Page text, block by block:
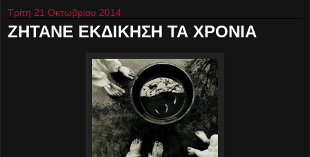
Τρίτη 21 Οκτωβρίου 2014
ΖΗΤΑΝΕ ΕΚΔΙΚΗΣΗ ΤΑ ΧΡΟΝΙΑ